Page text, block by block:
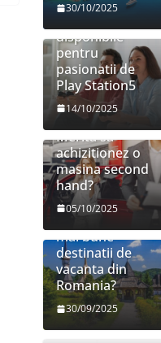
30/10/2025
disponibile
pentru
pasionatii de
Play Station5
14/10/2025
Merita sa
achizitionez o
masina second
hand?
05/10/2025
Care sunt cele
mai bune
destinatii de
vacanta din
Romania?
30/09/2025